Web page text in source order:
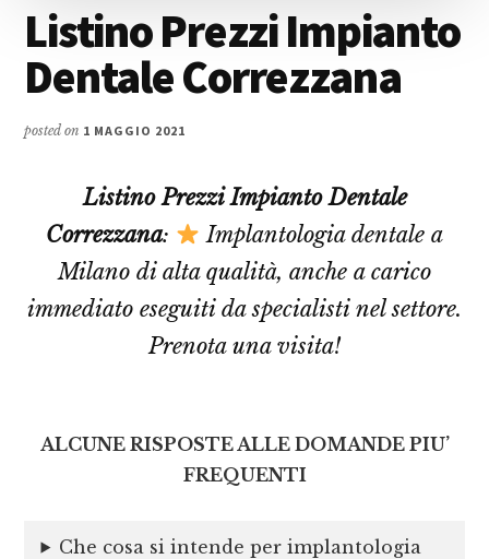
Listino Prezzi Impianto
Dentale Correzzana
posted on 1 MAGGIO 2021
Listino Prezzi Impianto Dentale
Correzzana:
Implantologia dentale a
Milano di alta qualità, anche a carico
immediato eseguiti da specialisti nel settore.
Prenota una visita!
ALCUNE RISPOSTE ALLE DOMANDE PIU’
FREQUENTI
Che cosa si intende per implantologia